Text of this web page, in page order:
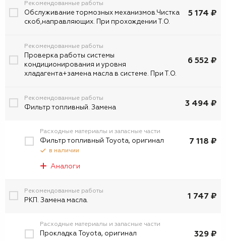
Рекомендованные работы
Обслуживание тормозных механизмов.Чистка
скоб,направляющих. При прохождении Т.О.
5 174 ₽
Рекомендованные работы
Проверка работы системы
кондиционирования и уровня
хладагента+замена масла в системе. При Т.О.
6 552 ₽
Рекомендованные работы
Фильтр топливный. Замена 3 494 ₽
Расходные материалы и запасные части
Фильтр топливный Toyota, оригинал
в наличии
7 118 ₽
Аналоги
Рекомендованные работы
РКП. Замена масла. 1 747 ₽
Расходные материалы и запасные части
Прокладка Toyota, оригинал 329 ₽